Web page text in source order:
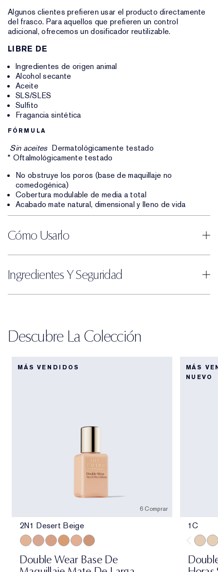
Algunos clientes prefieren usar el producto directamente
del frasco. Para aquellos que prefieren un control
adicional, ofrecemos un dosificador reutilizable.
LIBRE DE
Ingredientes de origen animal
Alcohol secante
Aceite
SLS/SLES
Sulfito
Fragancia sintética
FÓRMULA
Sin aceites Dermatológicamente testado
* Oftalmológicamente testado
No obstruye los poros (base de maquillaje no
comedogénica)
Cobertura modulable de media a total
Acabado mate natural, dimensional y lleno de vida
Cómo Usarlo
Ingredientes Y Seguridad
Descubre La Colección
MÁS VENDIDOS
6 Comprar
2N1 Desert Beige
Double Wear Base De
MÁS
NUEVO
1C